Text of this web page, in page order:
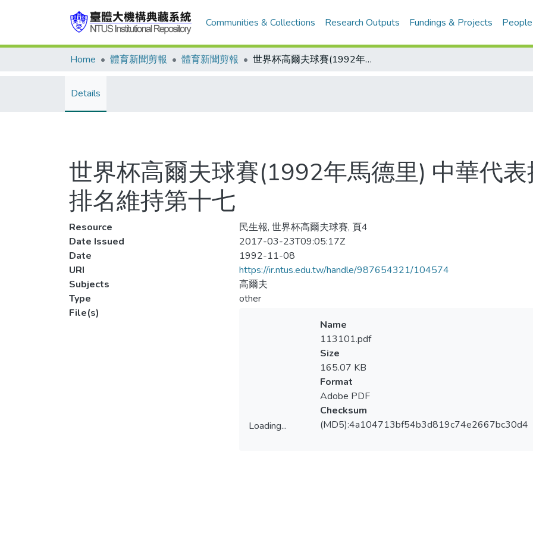
Communities & Collections Research Outputs Fundings & Projects People
Home 體育新聞剪報 體育新聞剪報 世界杯高爾夫球賽(1992年馬德里) 中華代表揮桿起起落落 團體排名維持第十七
Details
世界杯高爾夫球賽(1992年馬德里) 中華代
排名維持第十七
Resource
民生報, 世界杯高爾夫球賽, 頁4
Date Issued
2017-03-23T09:05:17Z
Date
1992-11-08
URI
https://ir.ntus.edu.tw/handle/987654321/104574
Subjects
高爾夫
Type
other
File(s)
Loading...
Name
113101.pdf
Size
165.07 KB
Format
Adobe PDF
Checksum
(MD5):4a104713bf54b3d819c74e2667bc30d4